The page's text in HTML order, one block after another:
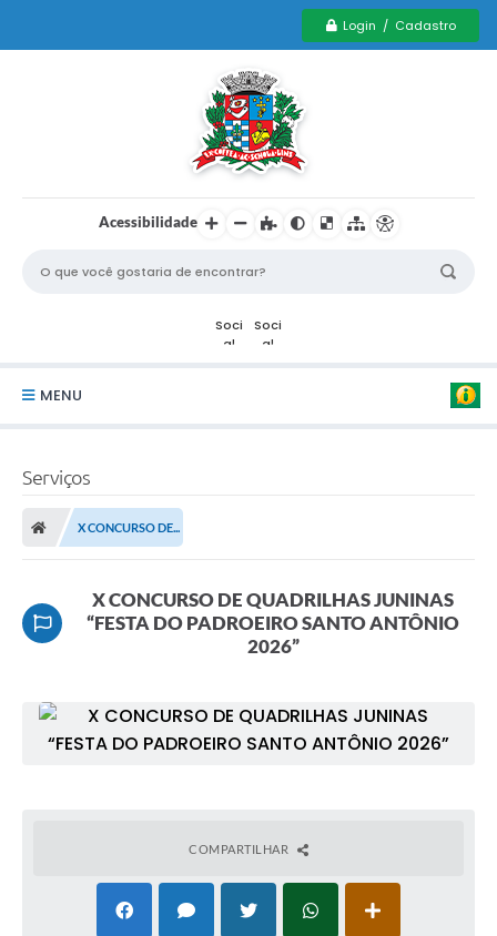
Login / Cadastro
Acessibilidade
MENU
Ouvidoria
Publicações Oficias
Departamentos
Utilidade Pública
Informações
Carteira municipal de identificação de mães ou
responsáveis de pessoas com deficiência
Serviços
X CONCURSO DE...
X CONCURSO DE QUADRILHAS JUNINAS
“FESTA DO PADROEIRO SANTO ANTÔNIO
2026”
COMPARTILHAR